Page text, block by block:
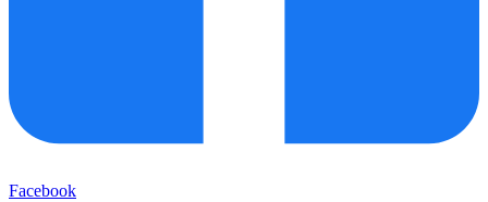
Facebook